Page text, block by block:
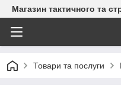
Магазин тактичного та
Товари та послуги